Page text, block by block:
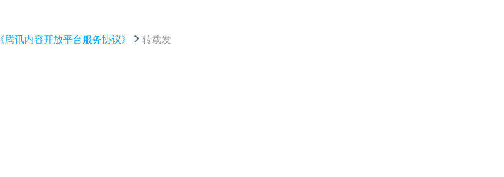
《腾讯内容开放平台服务协议》
转载发